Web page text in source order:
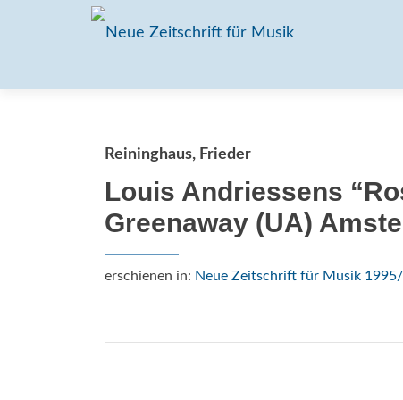
Reininghaus, Frieder
Louis Andriessens
Greenaway (UA)
erschienen in: Neue Zeitschrift für Musik 1995/